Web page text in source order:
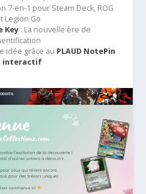
7-en-1 pour Steam Deck, ROG
Legion Go
Key : La nouvelle ère de
idée grâce au PLAUD NotePin
interactif